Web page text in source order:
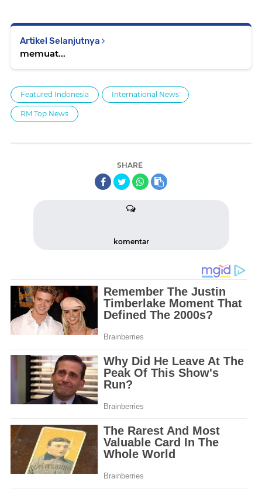
Artikel Selanjutnya
memuat...
Featured Indonesia International News
RM Top News
SHARE
komentar